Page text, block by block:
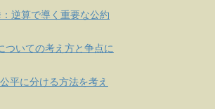
逆算で導く重要な公約
ついての考え方と争点に
平に分ける方法を考え